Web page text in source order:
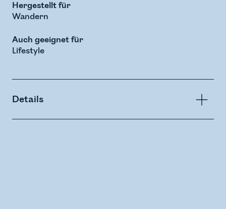
Hergestellt für
Wandern
Auch geeignet für
Lifestyle
Details